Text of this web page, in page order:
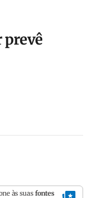
prevê
às suas fontes